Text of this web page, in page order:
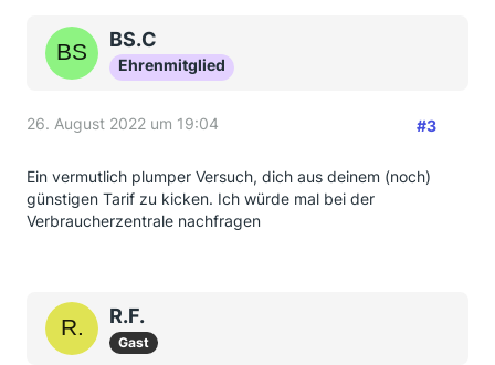
BS.C
Ehrenmitglied
26. August 2022 um 19:04 #3
Ein vermutlich plumper Versuch, dich aus deinem (noch)
günstigen Tarif zu kicken. Ich würde mal bei der
Verbraucherzentrale nachfragen
R.F.
Gast